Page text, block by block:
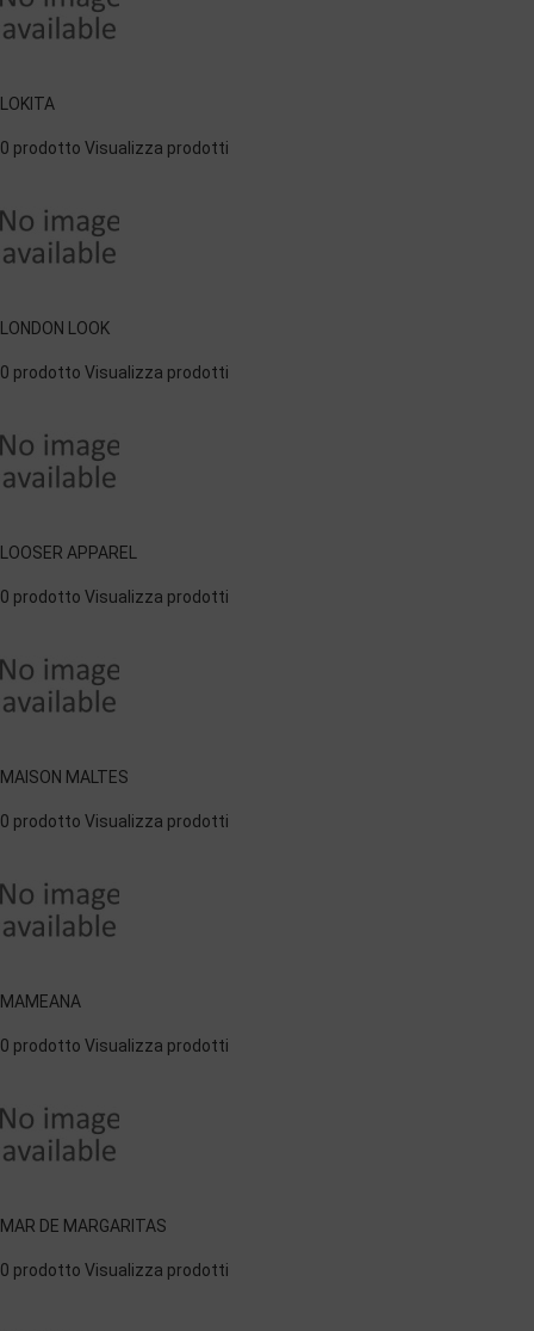
LOKITA
0 prodotto Visualizza prodotti
LONDON LOOK
0 prodotto Visualizza prodotti
LOOSER APPAREL
0 prodotto Visualizza prodotti
MAISON MALTES
0 prodotto Visualizza prodotti
MAMEANA
0 prodotto Visualizza prodotti
MAR DE MARGARITAS
0 prodotto Visualizza prodotti